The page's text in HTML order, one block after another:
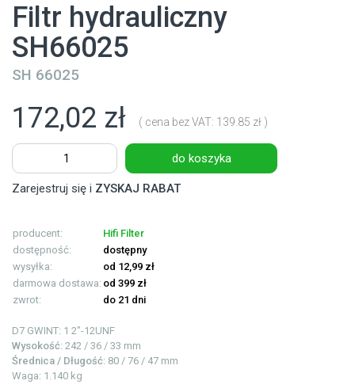
Filtr hydrauliczny
SH66025
SH 66025
172,02 zł ( cena bez VAT: 139.85 zł )
do koszyka
Zarejestruj się i ZYSKAJ RABAT
producent:
Hifi Filter
dostępność:
dostępny
wysyłka:
od 12,99 zł
darmowa dostawa: od 399 zł
zwrot:
do 21 dni
D7 GWINT: 1 2"-12UNF
Wysokość: 242 / 36 / 33 mm
Średnica / Długość: 80 / 76 / 47 mm
Waga: 1.140 kg